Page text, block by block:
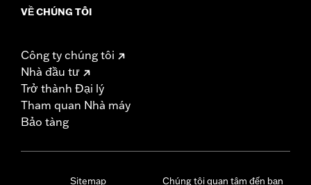
VỀ CHÚNG TÔI
Công ty chúng tôi
Nhà đầu tư
Trở thành Đại lý
Tham quan Nhà máy
Bảo tàng
Sitemap Chúng tôi quan tâm đến bạn